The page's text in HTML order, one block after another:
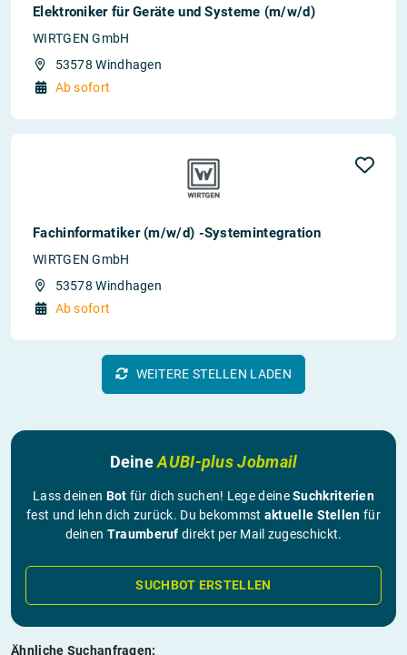
Elektroniker für Geräte und Systeme (m/w/d)
WIRTGEN GmbH
53578 Windhagen
Ab sofort
Fachinformatiker (m/w/d) -Systemintegration
WIRTGEN GmbH
53578 Windhagen
Ab sofort
WEITERE STELLEN LADEN
DeineAUBI-plus Jobmail
Lass deinen Bot für dich suchen! Lege deineSuchkriterien
fest und lehn dich zurück. Du bekommst aktuelle Stellen für
deinen Traumberuf direkt per Mail zugeschickt.
SUCHBOT ERSTELLEN
Ähnliche Suchanfragen: